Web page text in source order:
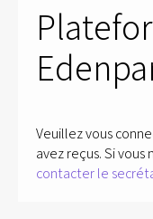
Veuillez vous
avez reçus. Si vous
contacter le